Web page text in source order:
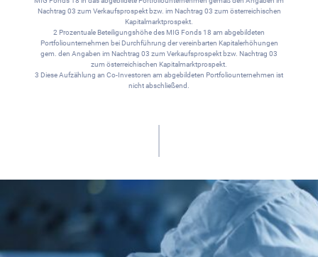
Nachtrag 03 zum Verkaufsprospekt bzw. im Nachtrag 03 zum österreichischen
Kapitalmarktprospekt.
2 Prozentuale Beteiligungshöhe des MIG Fonds 18 am abgebildeten
Portfoliounternehmen bei Durchführung der vereinbarten Kapitalerhöhungen
gem. den Angaben im Nachtrag 03 zum Verkaufsprospekt bzw. Nachtrag 03
zum österreichischen Kapitalmarktprospekt.
3 Diese Aufzählung an Co-Investoren am abgebildeten Portfoliounternehmen ist
nicht abschließend.